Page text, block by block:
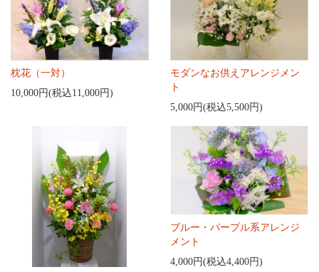
枕花（一対）
10,000円(税込11,000円)
モダンなお供えアレンジメン
ト
5,000円(税込5,500円)
ブルー・パープル系アレンジ
メント
4,000円(税込4,400円)